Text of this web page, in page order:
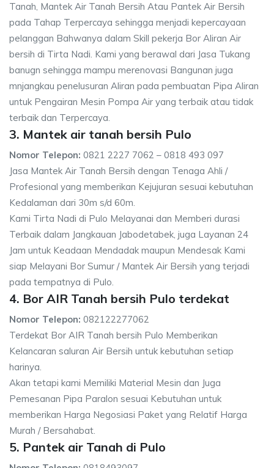
Tanah, Mantek Air Tanah Bersih Atau Pantek Air Bersih
pada Tahap Terpercaya sehingga menjadi kepercayaan
pelanggan Bahwanya dalam Skill pekerja Bor Aliran Air
bersih di Tirta Nadi. Kami yang berawal dari Jasa Tukang
banugn sehingga mampu merenovasi Bangunan juga
mnjangkau penelusuran Aliran pada pembuatan Pipa Aliran
untuk Pengairan Mesin Pompa Air yang terbaik atau tidak
terbaik dan Terpercaya.
3. Mantek air tanah bersih Pulo
Nomor Telepon: 0821 2227 7062 – 0818 493 097
Jasa Mantek Air Tanah Bersih dengan Tenaga Ahli /
Profesional yang memberikan Kejujuran sesuai kebutuhan
Kedalaman dari 30m s/d 60m.
Kami Tirta Nadi di Pulo Melayanai dan Memberi durasi
Terbaik dalam Jangkauan Jabodetabek, juga Layanan 24
Jam untuk Keadaan Mendadak maupun Mendesak Kami
siap Melayani Bor Sumur / Mantek Air Bersih yang terjadi
pada tempatnya di Pulo.
4. Bor AIR Tanah bersih Pulo terdekat
Nomor Telepon: 082122277062
Terdekat Bor AIR Tanah bersih Pulo Memberikan
Kelancaran saluran Air Bersih untuk kebutuhan setiap
harinya.
Akan tetapi kami Memiliki Material Mesin dan Juga
Pemesanan Pipa Paralon sesuai Kebutuhan untuk
memberikan Harga Negosiasi Paket yang Relatif Harga
Murah / Bersahabat.
5. Pantek air Tanah di Pulo